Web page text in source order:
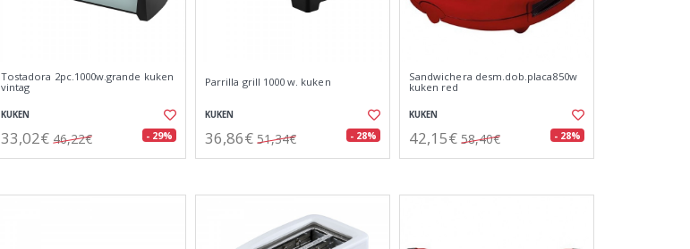
Tostadora 2pc.1000w.grande kuken
vintag
KUKEN
33,02€ 46,22€ - 29%
Parrilla grill 1000 w. kuken
KUKEN
36,86€ 51,34€ - 28%
Sandwichera desm.dob.placa850w
kuken red
KUKEN
42,15€ 58,40€ - 28%